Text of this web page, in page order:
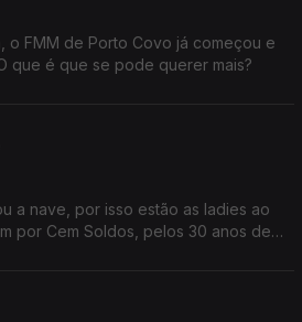
o FMM de Porto Covo já começou e
que é que se pode querer mais?
a nave, por isso estão as ladies ao
por Cem Soldos, pelos 30 anos de